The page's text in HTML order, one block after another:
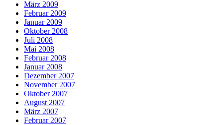
März 2009
Februar 2009
Januar 2009
Oktober 2008
Juli 2008
Mai 2008
Februar 2008
Januar 2008
Dezember 2007
November 2007
Oktober 2007
August 2007
März 2007
Februar 2007